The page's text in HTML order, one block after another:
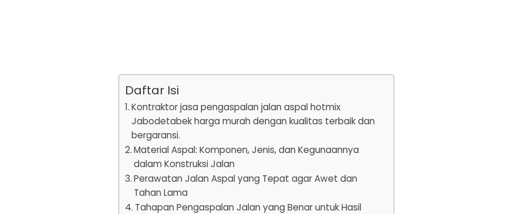
Daftar Isi
Kontraktor jasa pengaspalan jalan aspal hotmix
Jabodetabek harga murah dengan kualitas terbaik dan
bergaransi.
Material Aspal: Komponen, Jenis, dan Kegunaannya
dalam Konstruksi Jalan
Perawatan Jalan Aspal yang Tepat agar Awet dan
Tahan Lama
Tahapan Pengaspalan Jalan yang Benar untuk Hasil